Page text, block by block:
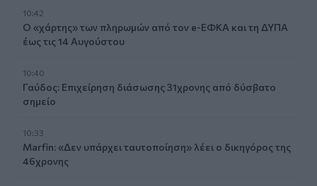
10:42
Ο «χάρτης» των πληρωμών από τον e-ΕΦΚΑ και τη ΔΥΠΑ
έως τις 14 Αυγούστου
10:40
Γαύδος: Επιχείρηση διάσωσης 31χρονης από δύσβατο
σημείο
10:33
Marfin: «Δεν υπάρχει ταυτοποίηση» λέει ο δικηγόρος της
46χρονης